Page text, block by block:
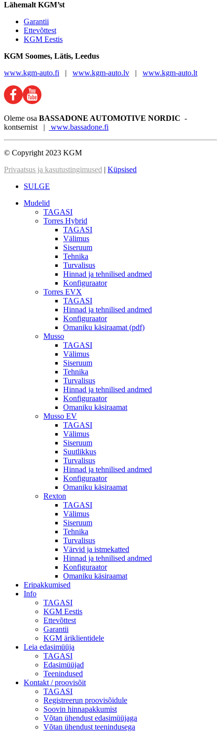
Lähemalt KGM’st
Garantii
Ettevõttest
KGM Eestis
KGM Soomes, Lätis, Leedus
www.kgm-auto.fi | www.kgm-auto.lv | www.kgm-auto.lt
Oleme osa BASSADONE AUTOMOTIVE NORDIC -
kontsernist |
www.bassadone.fi
© Copyright 2023 KGM
Privaatsus ja kasutustingimused | Küpsised
SULGE
Mudelid
TAGASI
Torres Hybrid
TAGASI
Välimus
Siseruum
Tehnika
Turvalisus
Hinnad ja tehnilised andmed
Konfiguraator
Torres EVX
TAGASI
Hinnad ja tehnilised andmed
Konfiguraator
Omaniku käsiraamat (pdf)
Musso
TAGASI
Välimus
Siseruum
Tehnika
Turvalisus
Hinnad ja tehnilised andmed
Konfiguraator
Omaniku käsiraamat
Musso EV
TAGASI
Välimus
Siseruum
Suutlikkus
Turvalisus
Hinnad ja tehnilised andmed
Konfiguraator
Omaniku käsiraamat
Rexton
TAGASI
Välimus
Siseruum
Tehnika
Turvalisus
Värvid ja istmekatted
Hinnad ja tehnilised andmed
Konfiguraator
Omaniku käsiraamat
Eripakkumised
Info
TAGASI
KGM Eestis
Ettevõttest
Garantii
KGM äriklientidele
Leia edasimüüja
TAGASI
Edasimüüjad
Teenindused
Kontakt / proovisõit
TAGASI
Registreerun proovisõidule
Soovin hinnapakkumist
Võtan ühendust edasimüüjaga
Võtan ühendust teenindusega